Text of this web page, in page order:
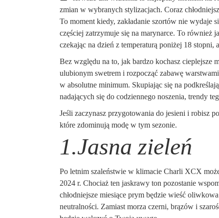
zmian w wybranych stylizacjach. Coraz
To moment kiedy, zakładanie szortów nie wydaje
częściej zatrzymuje się na marynarce. To również
czekając na dzień z temperaturą poniżej 18
Bez względu na to, jak bardzo kochasz cieplejsze
ulubionym swetrem i rozpocząć zabawę
w absolutne minimum. Skupiając się na
nadających się do codziennego noszenia, trendy
Jeśli zaczynasz przygotowania do jesieni i robisz
które zdominują modę w tym sezonie.
1.Jasna zieleń
Po letnim szaleństwie w klimacie Charli XCX
2024 r. Chociaż ten jaskrawy ton pozostanie
chłodniejsze miesiące prym będzie wieść
neutralności. Zamiast morza czerni, brązów i